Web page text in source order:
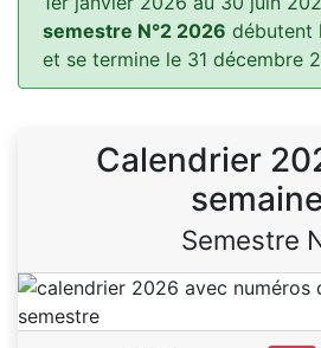
semestre N°2 2026 débutent
et se termine le 31 décembre
Calendrier
Semestre